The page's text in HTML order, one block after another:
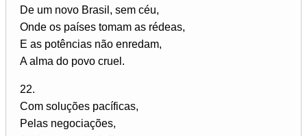
De um novo Brasil, sem céu,
Onde os países tomam as rédeas,
E as potências não enredam,
A alma do povo cruel.
22.
Com soluções pacíficas,
Pelas negociações,